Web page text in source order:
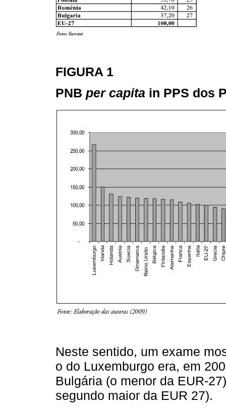
FIGURA 1
PNB per capita in PPS dos
Neste sentido, um exame
o do Luxemburgo era, em
Bulgária (o menor da EUR-
segundo maior da EUR 27).